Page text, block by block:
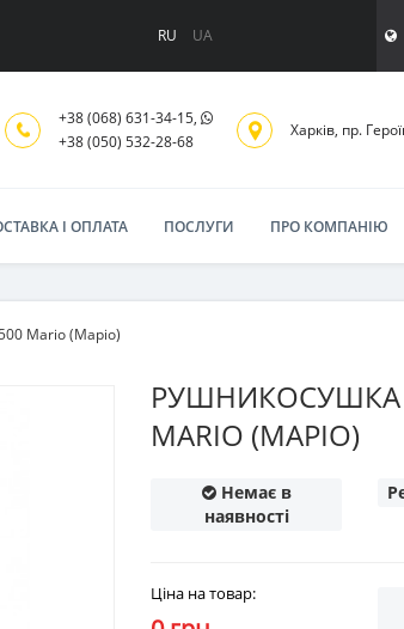
RU UA
+38 (068) 631-34-15,
+38 (050) 532-28-68
Харків, пр.
І ОПЛАТА ПОСЛУГИ ПРО КОМПАНІЮ
Mario (Маріо)
РУШНИКОСУШКА
MARIO (МАРІО)
Немає в
наявності
Ціна на товар: